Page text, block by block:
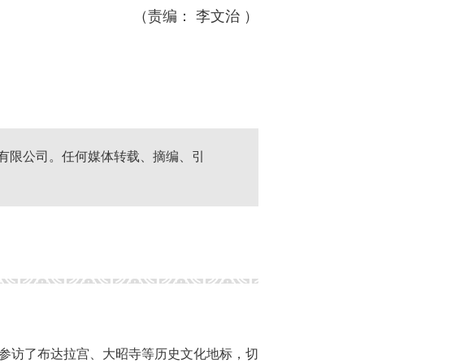
（责编： 李文治 ）
限公司。任何媒体转载、摘编、引
访了布达拉宫、大昭寺等历史文化地标，切